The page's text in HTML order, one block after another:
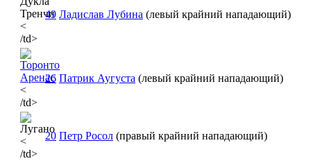
<
/td>
49 Ладислав Лубина (левый крайний нападающий)
<
/td>
26 Патрик Аугуста (левый крайний нападающий)
<
/td>
20 Петр Росол (правый крайний нападающий)